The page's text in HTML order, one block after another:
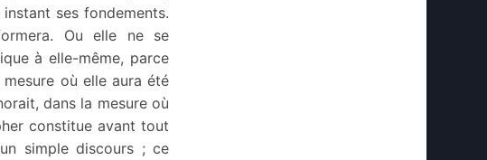
ses fondements.
Ou elle ne se
à elle-même, parce
où elle aura été
dans la mesure où
constitue avant tout
simple discours ; ce